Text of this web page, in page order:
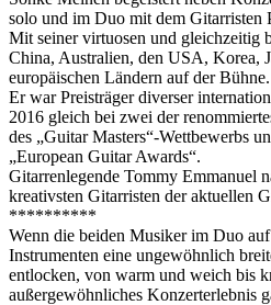
solo und im Duo mit dem Gitarristen
Mit seiner virtuosen und gleichzeitig
China, Australien, den USA, Korea,
europäischen Ländern auf der Bühne.
Er war Preisträger diverser
2016 gleich bei zwei der
des „Guitar Masters“-Wettbewerbs
„European Guitar Awards“.
Gitarrenlegende Tommy Emmanuel
kreativsten Gitarristen der aktuellen
**********
Wenn die beiden Musiker im Duo
Instrumenten eine ungewöhnlich
entlocken, von warm und weich bis
außergewöhnliches Konzerterlebnis